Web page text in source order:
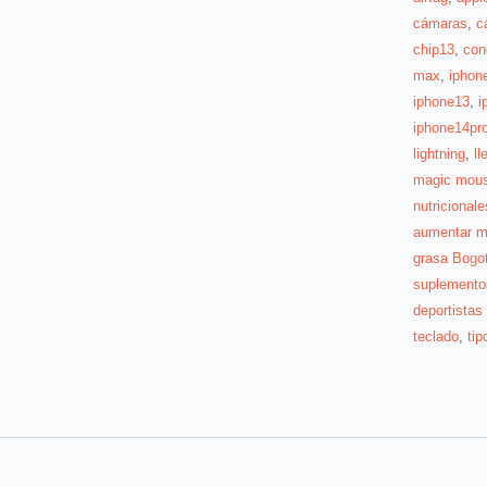
cámaras
chip13
max
iphone13
lightning
magic
aumentar
grasa
deportistas
teclado